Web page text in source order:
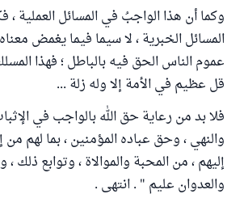
وكما أن هذا الواجبُ في المسائل العملية
المسائل الخبرية ، لا سيما فيما يغمض
عموم الناس الحق فيه بالباطل ؛ فهذا
قل عظيم في الأمة إلا وله زلة ...
فلا بد من رعاية حق الله بالواجب في
والنهي ، وحق عباده المؤمنين ، بما لهم
إليهم ، من المحبة والموالاة ، وتوابع ذلك
والعدوان عليم " . انتهى .